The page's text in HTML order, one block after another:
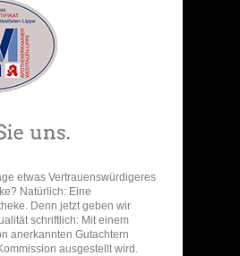
etwas Vertrauenswürdigeres
Natürlich: Eine
Denn jetzt geben wir
schriftlich: Mit einem
anerkannten Gutachtern
ausgestellt wird.